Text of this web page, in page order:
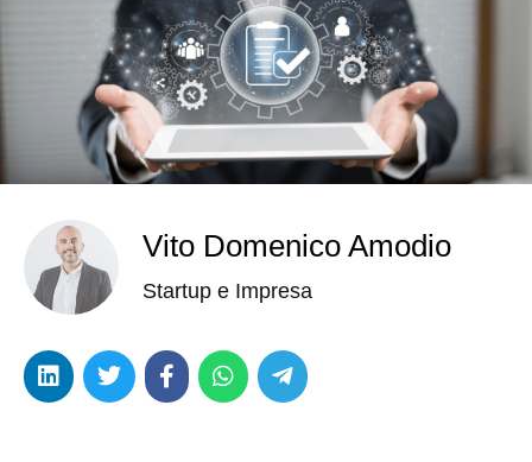
Vito Domenico Amodio
Startup e Impresa